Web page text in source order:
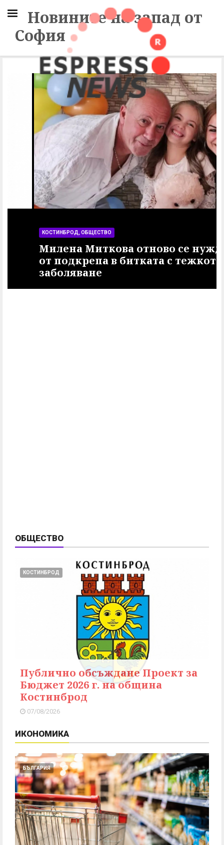
Новините на запад от
София
КОСТИНБРОД, ОБЩЕСТВО
Милена Миткова отново се нуждае
от подкрепа в битката с тежкото
заболяване
ОБЩЕСТВО
КОСТИНБРОД
Публично обсъждане Проект за
Бюджет 2026 г. на община
Костинброд
07/08/2026
ИКОНОМИКА
БЪЛГАРИЯ